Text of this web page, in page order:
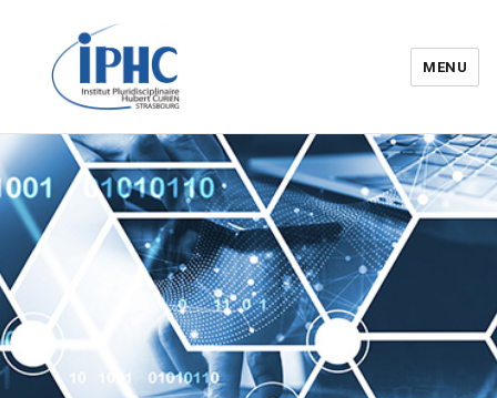
Institut pluridisciplinaire Hubert
Curien – IPHC
MENU